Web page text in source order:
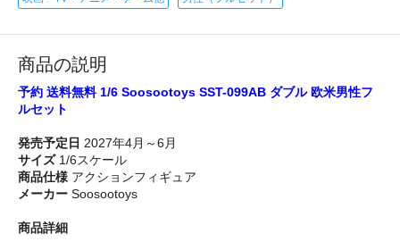
商品の説明
予約 送料無料 1/6 Soosootoys SST-099AB ダブル 欧米男性フ
ルセット
発売予定日 2027年4月～6月
サイズ1/6スケール
商品仕様 アクションフィギュア
メーカー Soosootoys
商品詳細